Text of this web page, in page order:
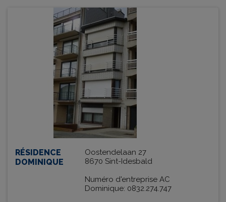
RÉSIDENCE
DOMINIQUE
Oostendelaan 27
8670 Sint-Idesbald
Numéro d'entreprise AC
Dominique: 0832.274.747